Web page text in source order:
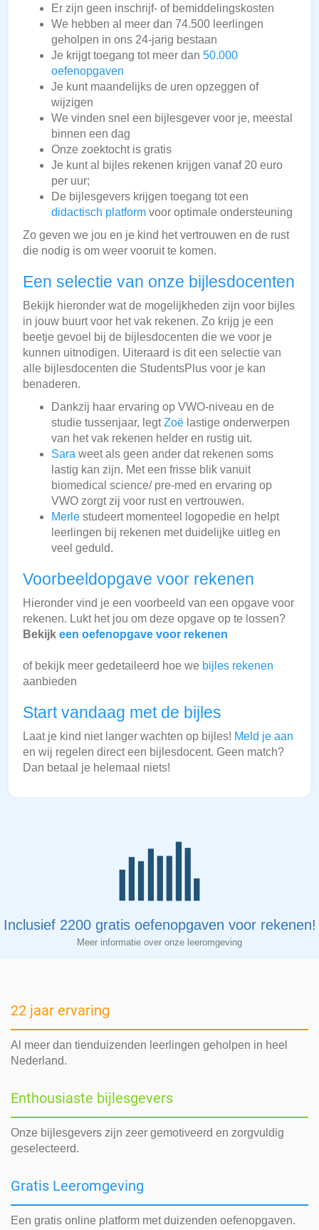
Er zijn geen inschrijf- of bemiddelingskosten
We hebben al meer dan 74.500 leerlingen
geholpen in ons 24-jarig bestaan
Je krijgt toegang tot meer dan 50.000
oefenopgaven
Je kunt maandelijks de uren opzeggen of
wijzigen
We vinden snel een bijlesgever voor je, meestal
binnen een dag
Onze zoektocht is gratis
Je kunt al bijles rekenen krijgen vanaf 20 euro
per uur;
De bijlesgevers krijgen toegang tot een
didactisch platform voor optimale ondersteuning
Zo geven we jou en je kind het vertrouwen en de rust
die nodig is om weer vooruit te komen.
Een selectie van onze bijlesdocenten
Bekijk hieronder wat de mogelijkheden zijn voor bijles
in jouw buurt voor het vak rekenen. Zo krijg je een
beetje gevoel bij de bijlesdocenten die we voor je
kunnen uitnodigen. Uiteraard is dit een selectie van
alle bijlesdocenten die StudentsPlus voor je kan
benaderen.
Dankzij haar ervaring op VWO-niveau en de
studie tussenjaar, legtZoë lastige onderwerpen
van het vak rekenen helder en rustig uit.
Sara weet als geen ander dat rekenen soms
lastig kan zijn. Met een frisse blik vanuit
biomedical science/ pre-med en ervaring op
VWO zorgt zij voor rust en vertrouwen.
Merle studeert momenteel logopedie en helpt
leerlingen bij rekenen met duidelijke uitleg en
veel geduld.
Voorbeeldopgave voor rekenen
Hieronder vind je een voorbeeld van een opgave voor
rekenen. Lukt het jou om deze opgave op te lossen?
Bekijk een oefenopgave voor rekenen
of bekijk meer gedetaileerd hoe we bijles rekenen
aanbieden
Start vandaag met de bijles
Laat je kind niet langer wachten op bijles! Meld je aan
en wij regelen direct een bijlesdocent. Geen match?
Dan betaal je helemaal niets!
Inclusief 2200 gratis oefenopgaven voor rekenen!
Meer informatie over onze leeromgeving
22 jaar ervaring
Al meer dan tienduizenden leerlingen geholpen in heel
Nederland.
Enthousiaste bijlesgevers
Onze bijlesgevers zijn zeer gemotiveerd en zorgvuldig
geselecteerd.
Gratis Leeromgeving
Een gratis online platform met duizenden oefenopgaven.